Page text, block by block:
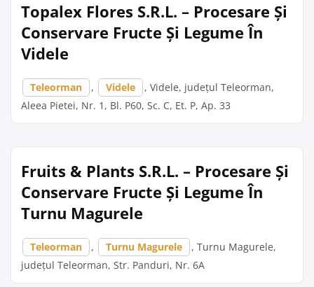
Topalex Flores S.R.L. – Procesare Și
Conservare Fructe Și Legume În
Videle
Teleorman , Videle
, Videle, județul Teleorman,
Aleea Pietei, Nr. 1, Bl. P60, Sc. C, Et. P, Ap. 33
Fruits & Plants S.R.L. – Procesare Și
Conservare Fructe Și Legume În
Turnu Magurele
Teleorman , Turnu Magurele
, Turnu Magurele,
județul Teleorman, Str. Panduri, Nr. 6A